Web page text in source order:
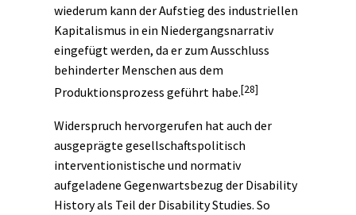
wiederum kann der Aufstieg des industriellen
Kapitalismus in ein Niedergangsnarrativ
eingefügt werden, da er zum Ausschluss
behinderter Menschen aus dem
Produktionsprozess geführt habe.[28]
Widerspruch hervorgerufen hat auch der
ausgeprägte gesellschaftspolitisch
interventionistische und normativ
aufgeladene Gegenwartsbezug der Disability
History als Teil der Disability Studies. So